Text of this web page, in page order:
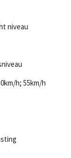
niveau
h; 55km/h